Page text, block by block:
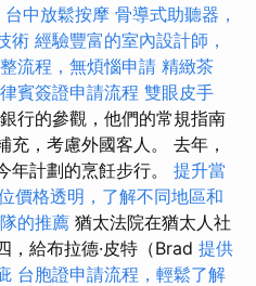
台中放鬆按摩 骨導式助聽器，
術 經驗豐富的室內設計師，
流程，無煩惱申請 精緻茶
賓簽證申請流程 雙眼皮手
行的參觀，他們的常規指南
充，考慮外國客人。 去年，
年計劃的烹飪步行。 提升當
價格透明，了解不同地區和
的推薦 猶太法院在猶太人社
，給布拉德·皮特（Brad 提供
台胞證申請流程，輕鬆了解